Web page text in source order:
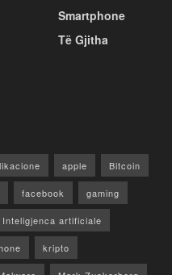
Smartphone
Të Gjitha
apple Bitcoin
facebook gaming
Inteligjenca artificiale
kripto